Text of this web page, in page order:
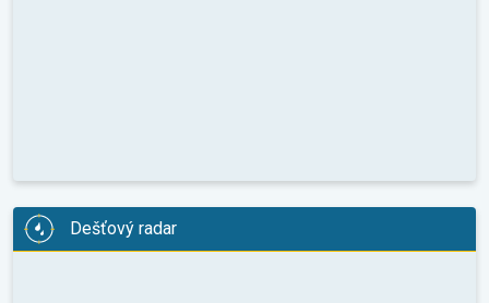
Dešťový radar